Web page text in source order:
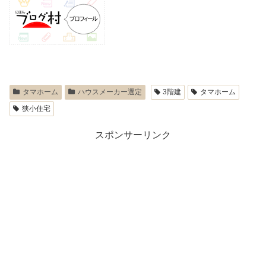
タマホーム ハウスメーカー選定 3階建
タマホーム
狭小住宅
スポンサーリンク